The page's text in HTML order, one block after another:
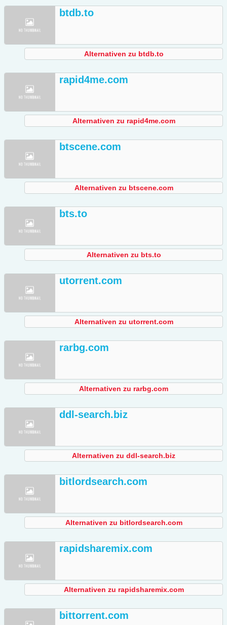
btdb.to
Alternativen zu btdb.to
rapid4me.com
Alternativen zu rapid4me.com
btscene.com
Alternativen zu btscene.com
bts.to
Alternativen zu bts.to
utorrent.com
Alternativen zu utorrent.com
rarbg.com
Alternativen zu rarbg.com
ddl-search.biz
Alternativen zu ddl-search.biz
bitlordsearch.com
Alternativen zu bitlordsearch.com
rapidsharemix.com
Alternativen zu rapidsharemix.com
bittorrent.com